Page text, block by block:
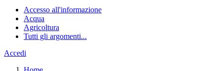
Accesso all'informazione
Acqua
Agricoltura
Tutti gli argomenti...
Accedi